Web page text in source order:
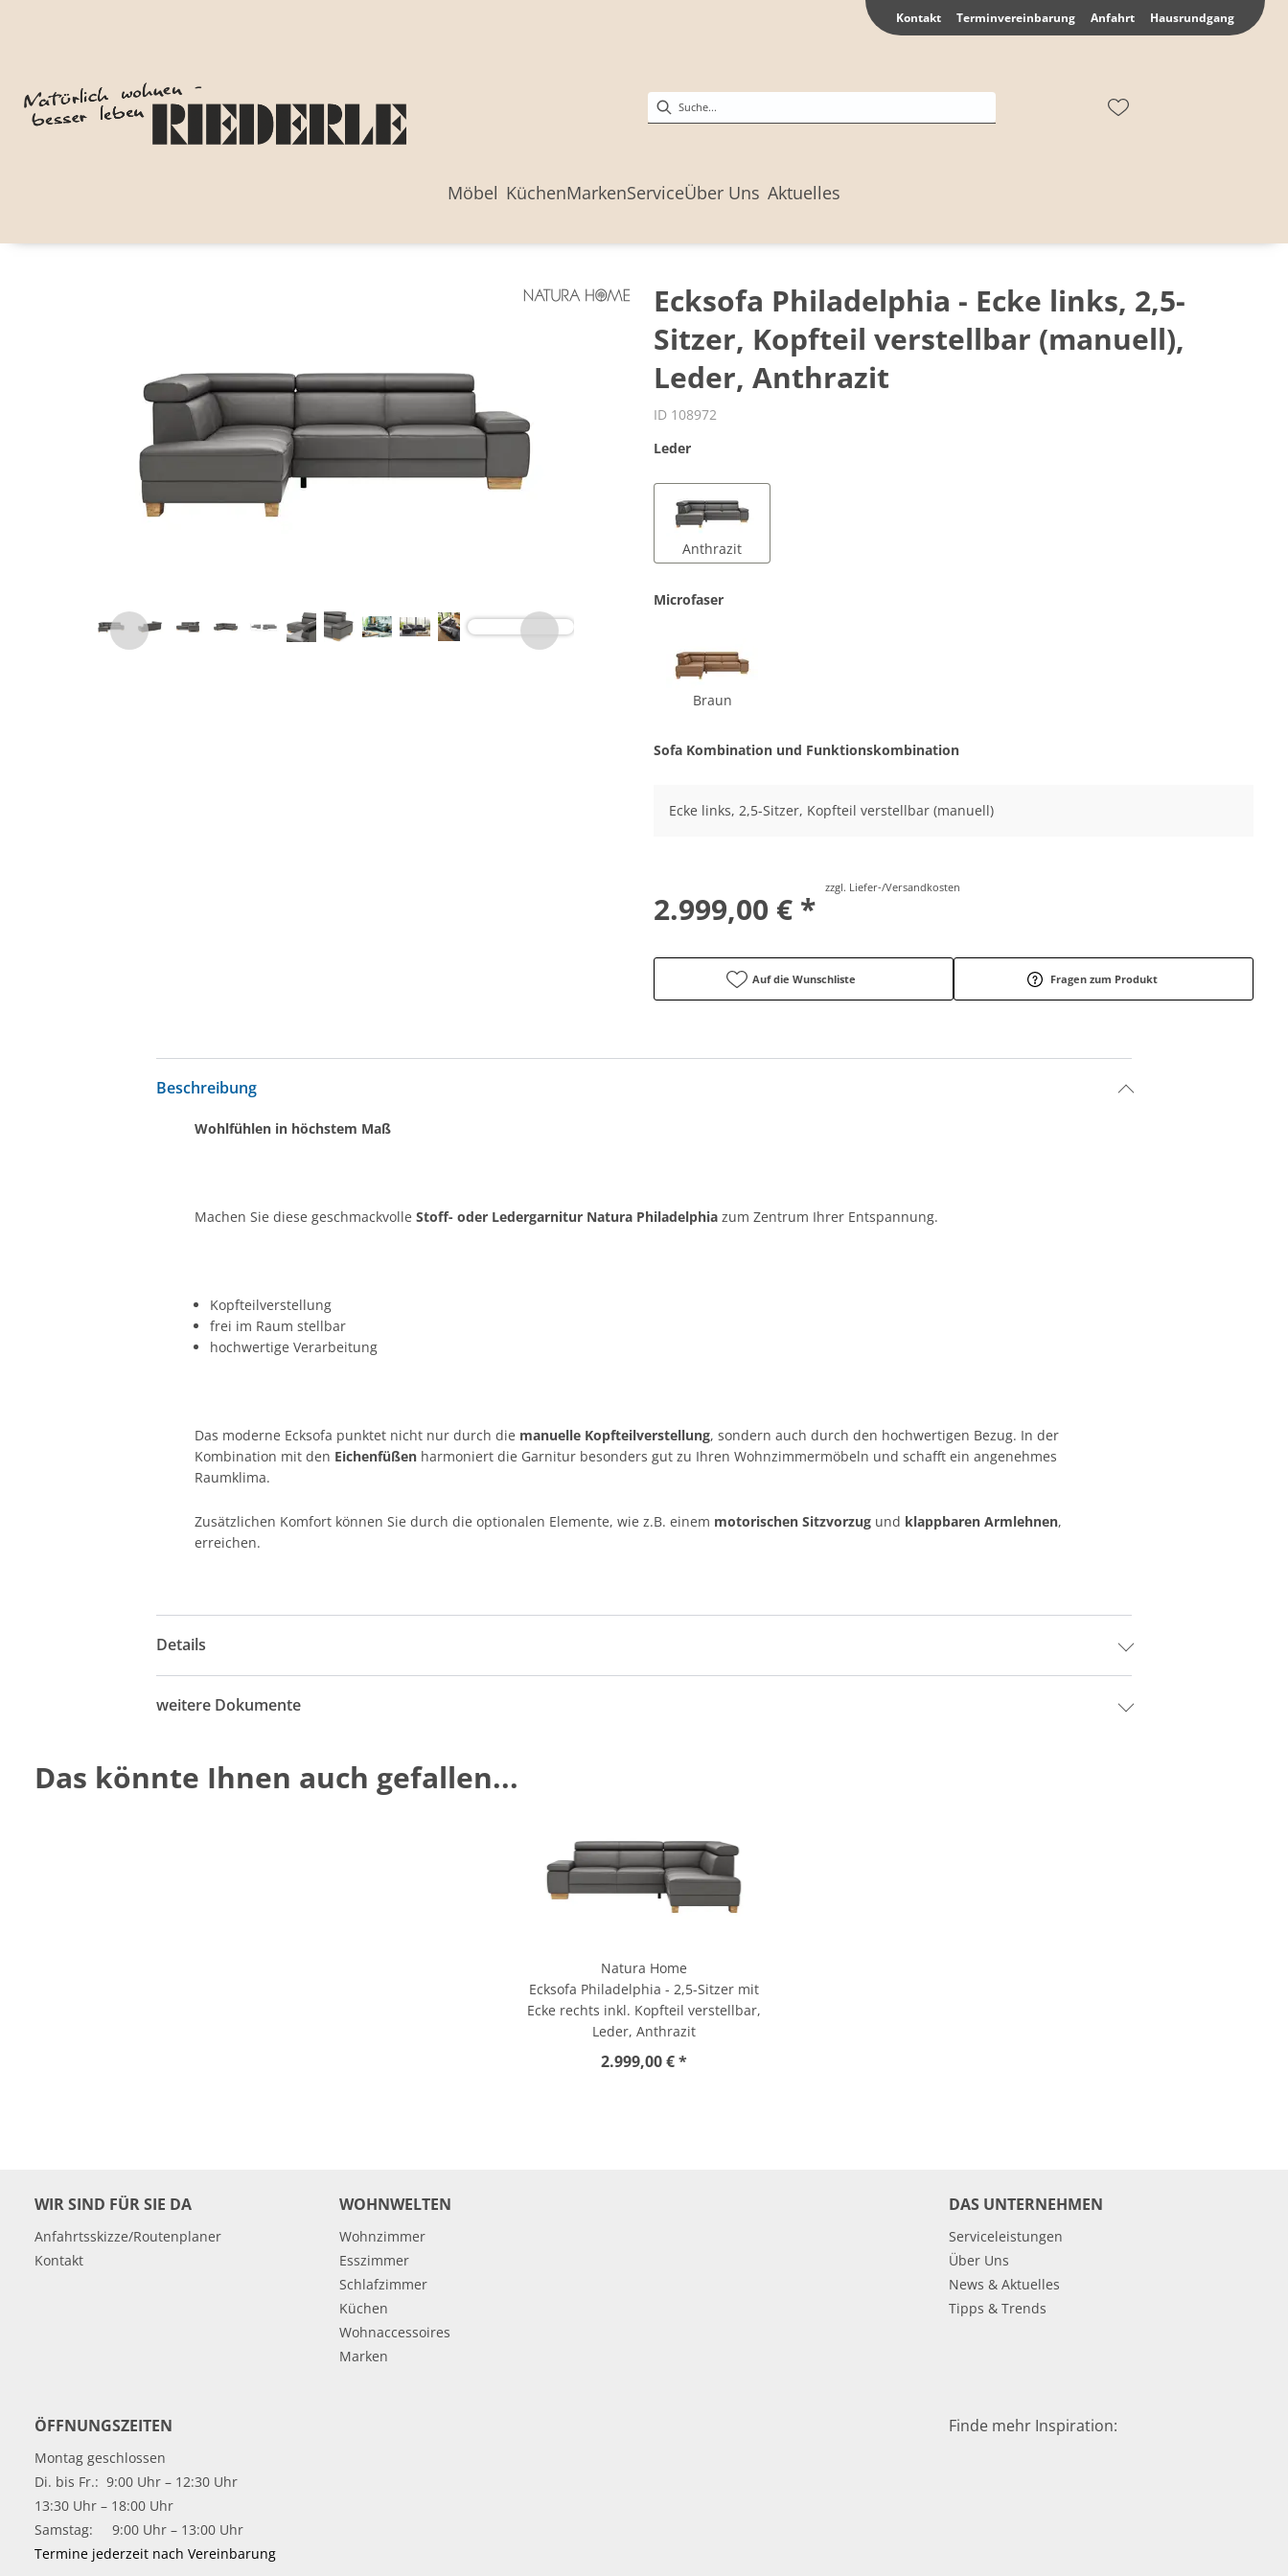
Kontakt Terminvereinbarung Anfahrt Hausrundgang
Möbel KüchenMarkenServiceÜber Uns Aktuelles
Ecksofa Philadelphia - Ecke links, 2,5-
Sitzer, Kopfteil verstellbar (manuell),
Leder, Anthrazit
ID 108972
Leder
Anthrazit
Microfaser
Braun
Sofa Kombination und Funktionskombination
Ecke links, 2,5-Sitzer, Kopfteil verstellbar (manuell)
2.999,00 € *
zzgl. Liefer-/Versandkosten
Auf die Wunschliste Fragen zum Produkt
Beschreibung
Wohlfühlen in höchstem Maß
Machen Sie diese geschmackvolleStoff- oder Ledergarnitur Natura Philadelphia zum Zentrum Ihrer Entspannung.
Kopfteilverstellung
frei im Raum stellbar
hochwertige Verarbeitung
Das moderne Ecksofa punktet nicht nur durch die manuelle Kopfteilverstellung, sondern auch durch den hochwertigen Bezug. In der
Kombination mit den Eichenfüßen harmoniert die Garnitur besonders gut zu Ihren Wohnzimmermöbeln und schafft ein angenehmes
Raumklima.
Zusätzlichen Komfort können Sie durch die optionalen Elemente, wie z.B. einem motorischen Sitzvorzug und klappbaren Armlehnen,
erreichen.
Details
weitere Dokumente
Das könnte Ihnen auch gefallen...
Natura Home
Ecksofa Philadelphia - 2,5-Sitzer mit
Ecke rechts inkl. Kopfteil verstellbar,
Leder, Anthrazit
2.999,00 € *
WIR SIND FÜR SIE DA
Anfahrtsskizze/Routenplaner
Kontakt
WOHNWELTEN
Wohnzimmer
Esszimmer
Schlafzimmer
Küchen
Wohnaccessoires
Marken
DAS UNTERNEHMEN
Serviceleistungen
Über Uns
News & Aktuelles
Tipps & Trends
ÖFFNUNGSZEITEN
Montag geschlossen
Di. bis Fr.: 9:00 Uhr – 12:30 Uhr
13:30 Uhr – 18:00 Uhr
Samstag: 9:00 Uhr – 13:00 Uhr
Termine jederzeit nach Vereinbarung
Finde mehr Inspiration: